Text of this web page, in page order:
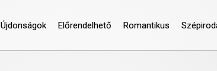
Újdonságok Előrendelhető Romantikus